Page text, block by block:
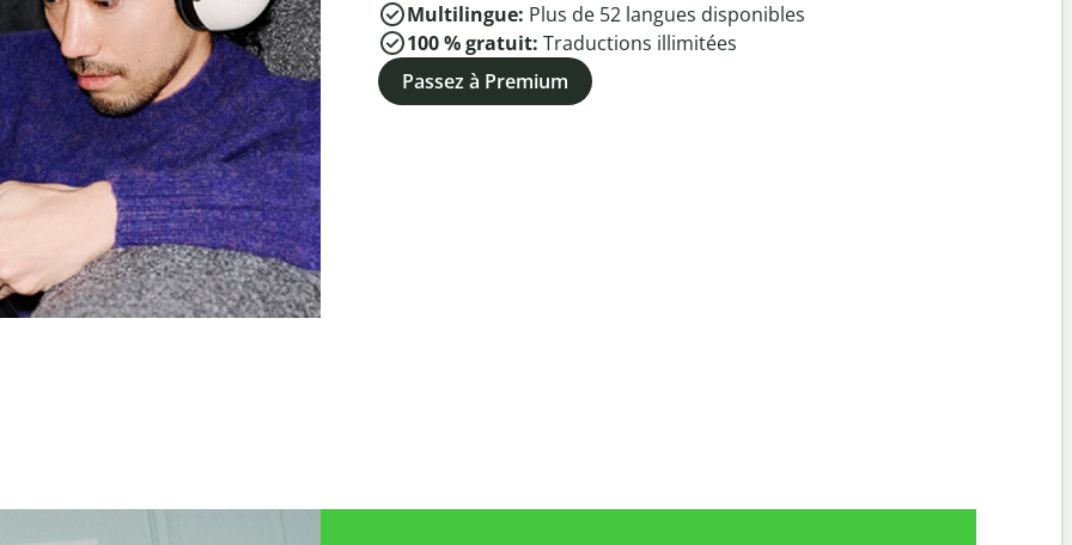
Multilingue: Plus de 52 langues disponibles
100 % gratuit: Traductions illimitées
Passez à Premium